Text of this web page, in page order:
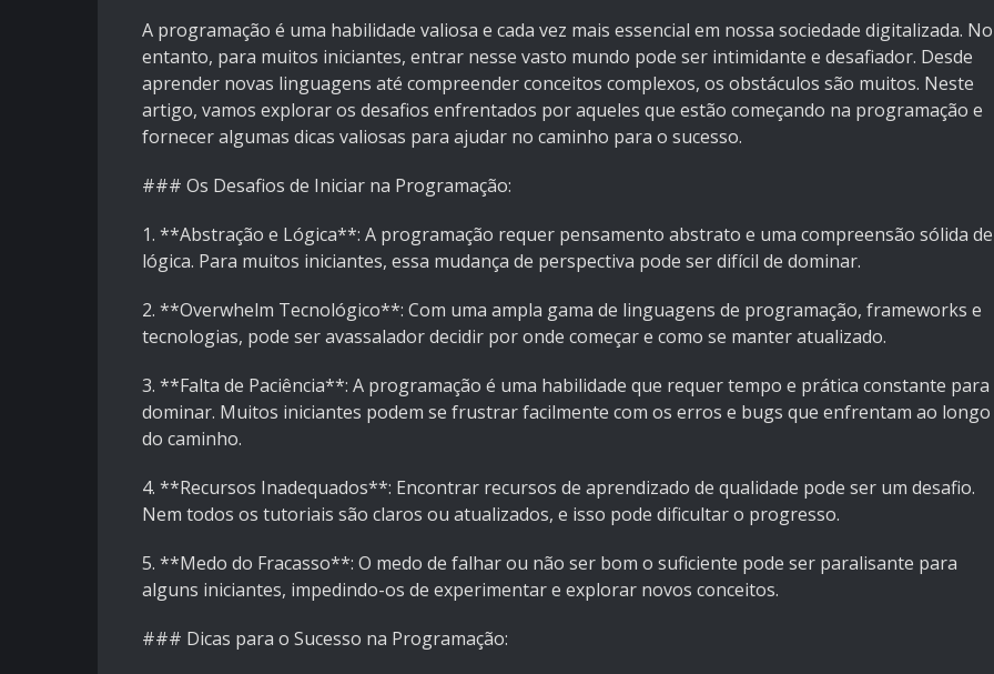
A programação é uma habilidade valiosa e cada vez mais essencial em nossa sociedade digitalizada. No
entanto, para muitos iniciantes, entrar nesse vasto mundo pode ser intimidante e desafiador. Desde
aprender novas linguagens até compreender conceitos complexos, os obstáculos são muitos. Neste
artigo, vamos explorar os desafios enfrentados por aqueles que estão começando na programação e
fornecer algumas dicas valiosas para ajudar no caminho para o sucesso.
### Os Desafios de Iniciar na Programação:
1. **Abstração e Lógica**: A programação requer pensamento abstrato e uma compreensão sólida de
lógica. Para muitos iniciantes, essa mudança de perspectiva pode ser difícil de dominar.
2. **Overwhelm Tecnológico**: Com uma ampla gama de linguagens de programação, frameworks e
tecnologias, pode ser avassalador decidir por onde começar e como se manter atualizado.
3. **Falta de Paciência**: A programação é uma habilidade que requer tempo e prática constante para
dominar. Muitos iniciantes podem se frustrar facilmente com os erros e bugs que enfrentam ao longo
do caminho.
4. **Recursos Inadequados**: Encontrar recursos de aprendizado de qualidade pode ser um desafio.
Nem todos os tutoriais são claros ou atualizados, e isso pode dificultar o progresso.
5. **Medo do Fracasso**: O medo de falhar ou não ser bom o suficiente pode ser paralisante para
alguns iniciantes, impedindo-os de experimentar e explorar novos conceitos.
### Dicas para o Sucesso na Programação: